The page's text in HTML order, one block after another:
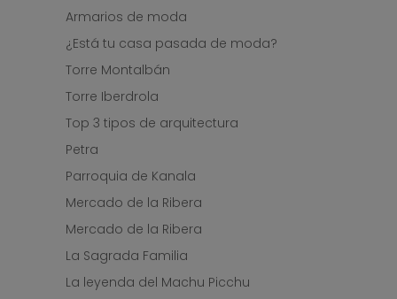
Armarios de moda
¿Está tu casa pasada de moda?
Torre Montalbán
Torre Iberdrola
Top 3 tipos de arquitectura
Petra
Parroquia de Kanala
Mercado de la Ribera
Mercado de la Ribera
La Sagrada Familia
La leyenda del Machu Picchu